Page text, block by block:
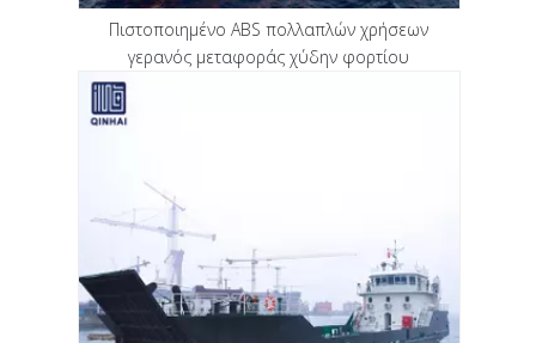
Πιστοποιημένο ABS πολλαπλών χρήσεων
γερανός μεταφοράς χύδην φορτίου